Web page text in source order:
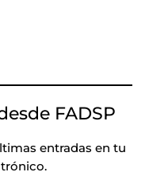
FADSP
entradas en tu